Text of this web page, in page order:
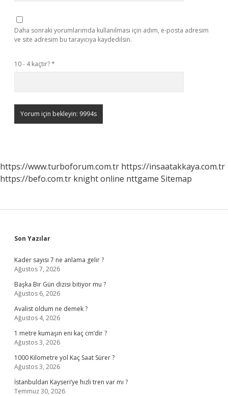
Daha sonraki yorumlarımda kullanılması için adım, e-posta adresim
ve site adresim bu tarayıcıya kaydedilsin.
10 - 4 kaçtır?*
https://www.turboforum.com.tr https://insaatakkaya.com.tr
https://befo.com.tr knight online nttgame Sitemap
Sidebar
Son Yazılar
Kader sayısı 7 ne anlama gelir ?
Ağustos 7, 2026
Başka Bir Gün dizisi bitiyor mu ?
Ağustos 6, 2026
Avalist oldum ne demek ?
Ağustos 4, 2026
1 metre kumaşın eni kaç cm’dir ?
Ağustos 3, 2026
1000 Kilometre yol Kaç Saat Sürer ?
Ağustos 3, 2026
İstanbuldan Kayseri’ye hızlı tren var mı ?
Temmuz 30, 2026